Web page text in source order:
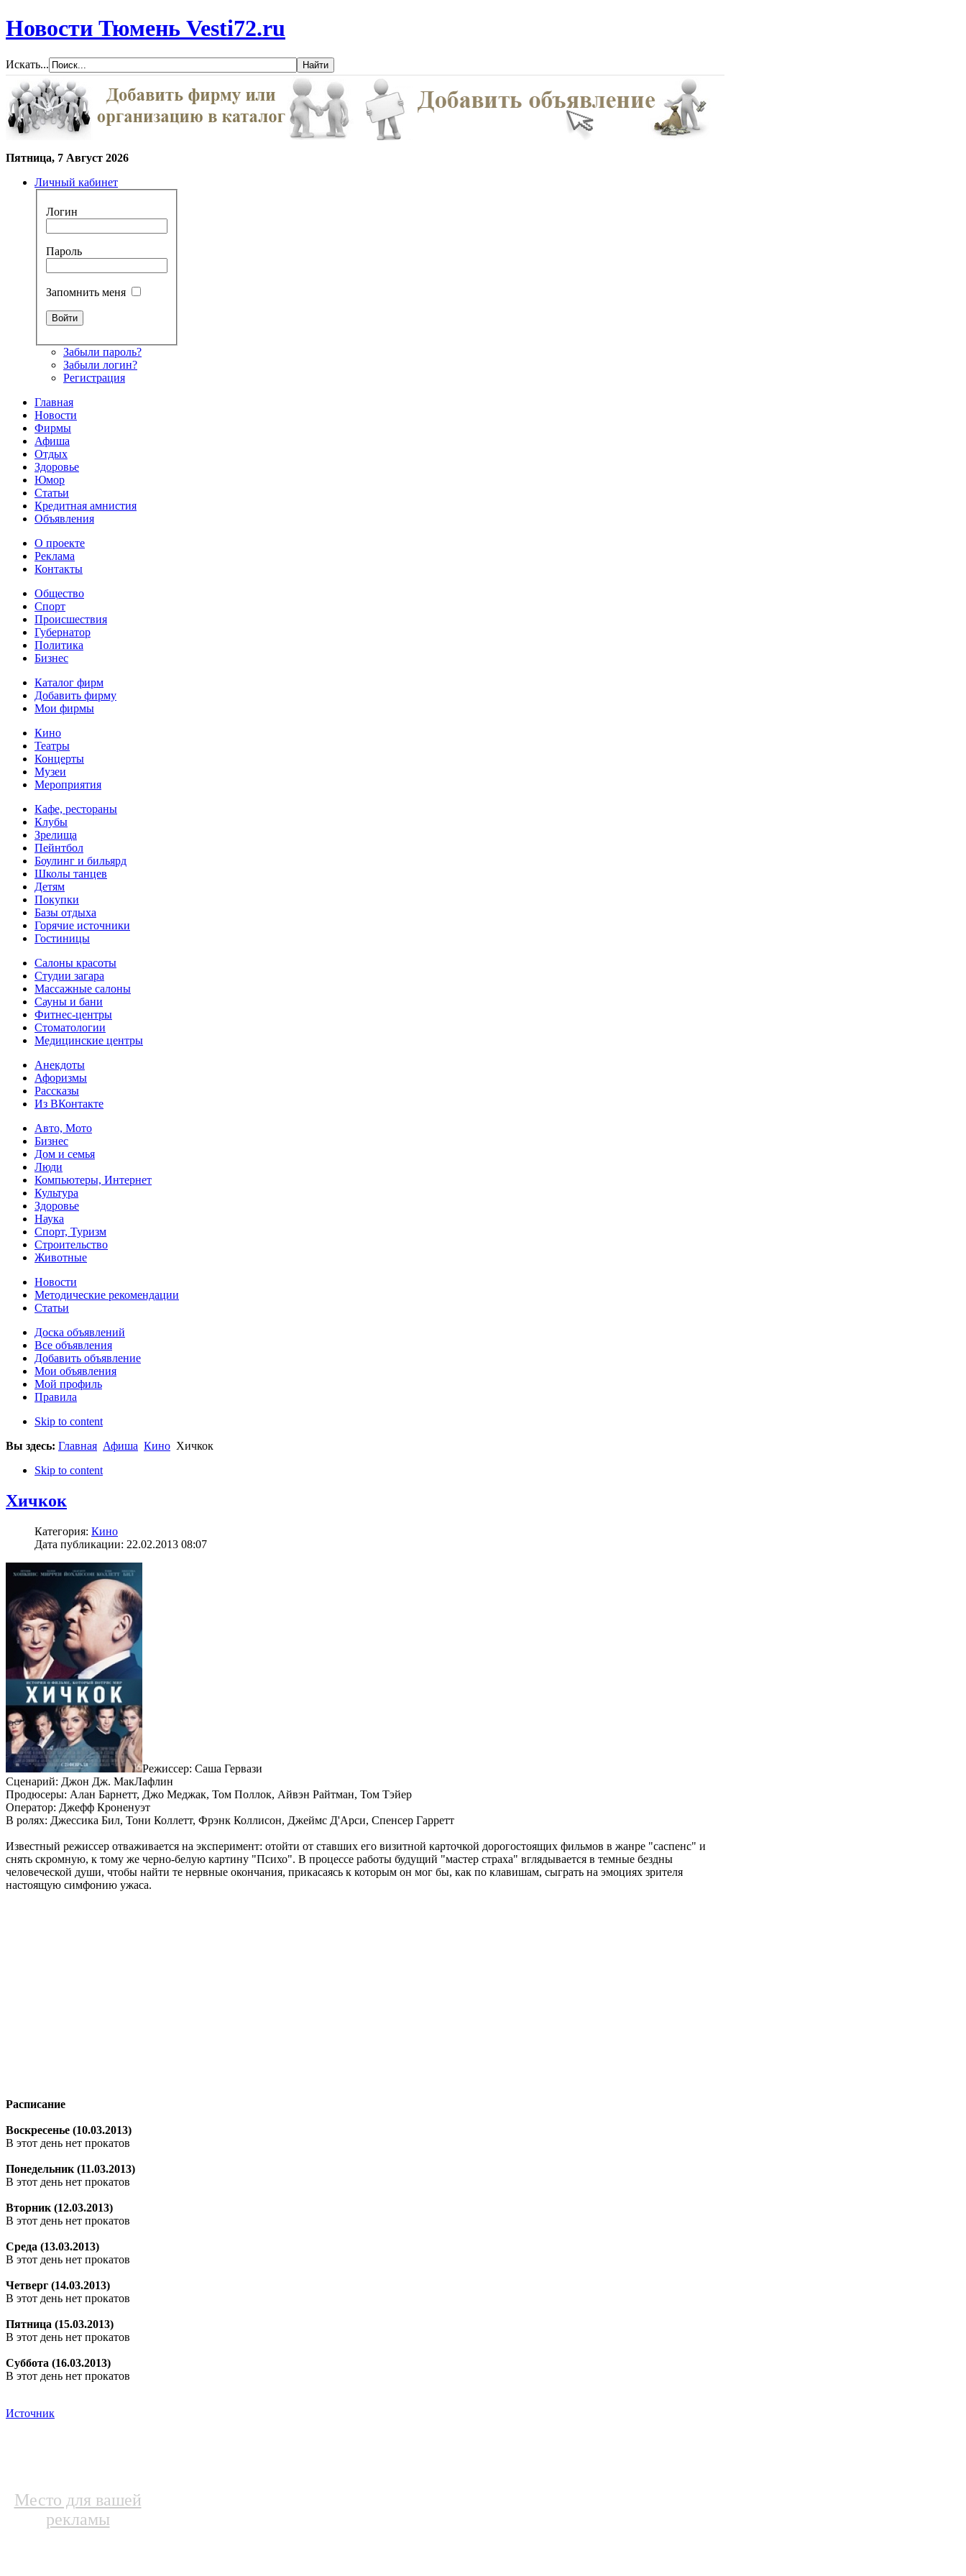
Новости Тюмень Vesti72.ru
Искать...
Пятница, 7 Август 2026
Личный кабинет
Логин
Пароль
Запомнить меня
Забыли пароль?
Забыли логин?
Регистрация
Главная
Новости
Фирмы
Афиша
Отдых
Здоровье
Юмор
Статьи
Кредитная амнистия
Объявления
О проекте
Реклама
Контакты
Общество
Спорт
Происшествия
Губернатор
Политика
Бизнес
Каталог фирм
Добавить фирму
Мои фирмы
Кино
Театры
Концерты
Музеи
Мероприятия
Кафе, рестораны
Клубы
Зрелища
Пейнтбол
Боулинг и бильярд
Школы танцев
Детям
Покупки
Базы отдыха
Горячие источники
Гостиницы
Салоны красоты
Студии загара
Массажные салоны
Сауны и бани
Фитнес-центры
Стоматологии
Медицинские центры
Анекдоты
Афоризмы
Рассказы
Из ВКонтакте
Авто, Мото
Бизнес
Дом и семья
Люди
Компьютеры, Интернет
Культура
Здоровье
Наука
Спорт, Туризм
Строительство
Животные
Новости
Методические рекомендации
Статьи
Доска объявлений
Все объявления
Добавить объявление
Мои объявления
Мой профиль
Правила
Skip to content
Вы здесь: Главная Афиша Кино Хичкок
Skip to content
Хичкок
Категория: Кино
Дата публикации: 22.02.2013 08:07
Режиссер: Саша Гервази
Сценарий: Джон Дж. МакЛафлин
Продюсеры: Алан Барнетт, Джо Меджак, Том Поллок, Айвэн Райтман, Том Тэйер
Оператор: Джефф Кроненуэт
В ролях: Джессика Бил, Тони Коллетт, Фрэнк Коллисон, Джеймс Д'Арси, Спенсер Гарретт
Известный режиссер отваживается на эксперимент: отойти от ставших его визитной карточкой дорогостоящих фильмов в жанре "саспенс" и
снять скромную, к тому же черно-белую картину "Психо". В процессе работы будущий "мастер страха" вглядывается в темные бездны
человеческой души, чтобы найти те нервные окончания, прикасаясь к которым он мог бы, как по клавишам, сыграть на эмоциях зрителя
настоящую симфонию ужаса.
Расписание
Воскресенье (10.03.2013)
В этот день нет прокатов
Понедельник (11.03.2013)
В этот день нет прокатов
Вторник (12.03.2013)
В этот день нет прокатов
Среда (13.03.2013)
В этот день нет прокатов
Четверг (14.03.2013)
В этот день нет прокатов
Пятница (15.03.2013)
В этот день нет прокатов
Суббота (16.03.2013)
В этот день нет прокатов
Источник
Место для вашей
рекламы